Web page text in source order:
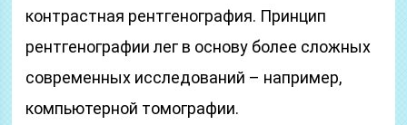
контрастная рентгенография. Принцип
рентгенографии лег в основу более сложных
современных исследований – например,
компьютерной томографии.